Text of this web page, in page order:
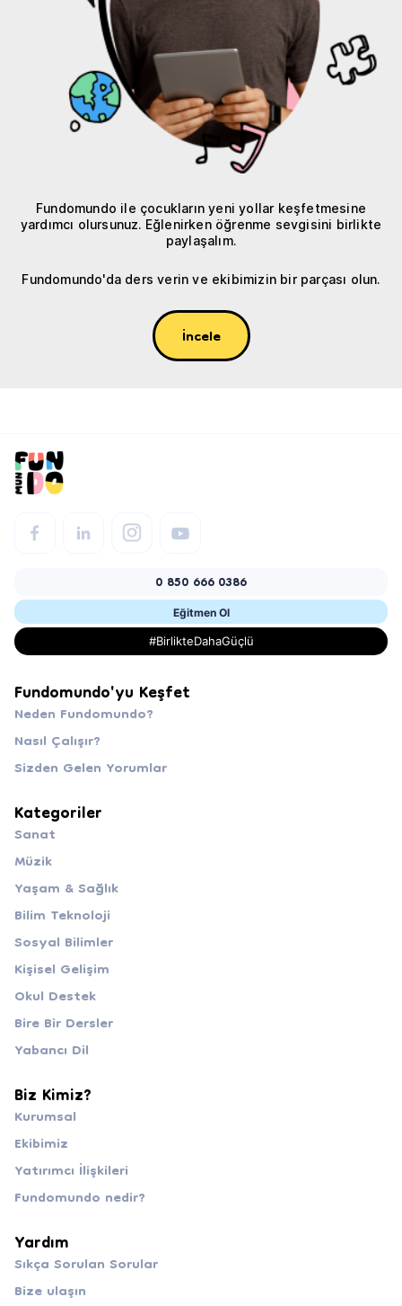
Fundomundo ile çocukların yeni yollar keşfetmesine
yardımcı olursunuz. Eğlenirken öğrenme sevgisini birlikte
paylaşalım.
Fundomundo'da ders verin ve ekibimizin bir parçası olun.
İncele
0 850 666 0386
Eğitmen Ol
#BirlikteDahaGüçlü
Fundomundo'yu Keşfet
Neden Fundomundo?
Nasıl Çalışır?
Sizden Gelen Yorumlar
Kategoriler
Sanat
Müzik
Yaşam & Sağlık
Bilim Teknoloji
Sosyal Bilimler
Kişisel Gelişim
Okul Destek
Bire Bir Dersler
Yabancı Dil
Biz Kimiz?
Kurumsal
Ekibimiz
Yatırımcı İlişkileri
Fundomundo nedir?
Yardım
Sıkça Sorulan Sorular
Bize ulaşın